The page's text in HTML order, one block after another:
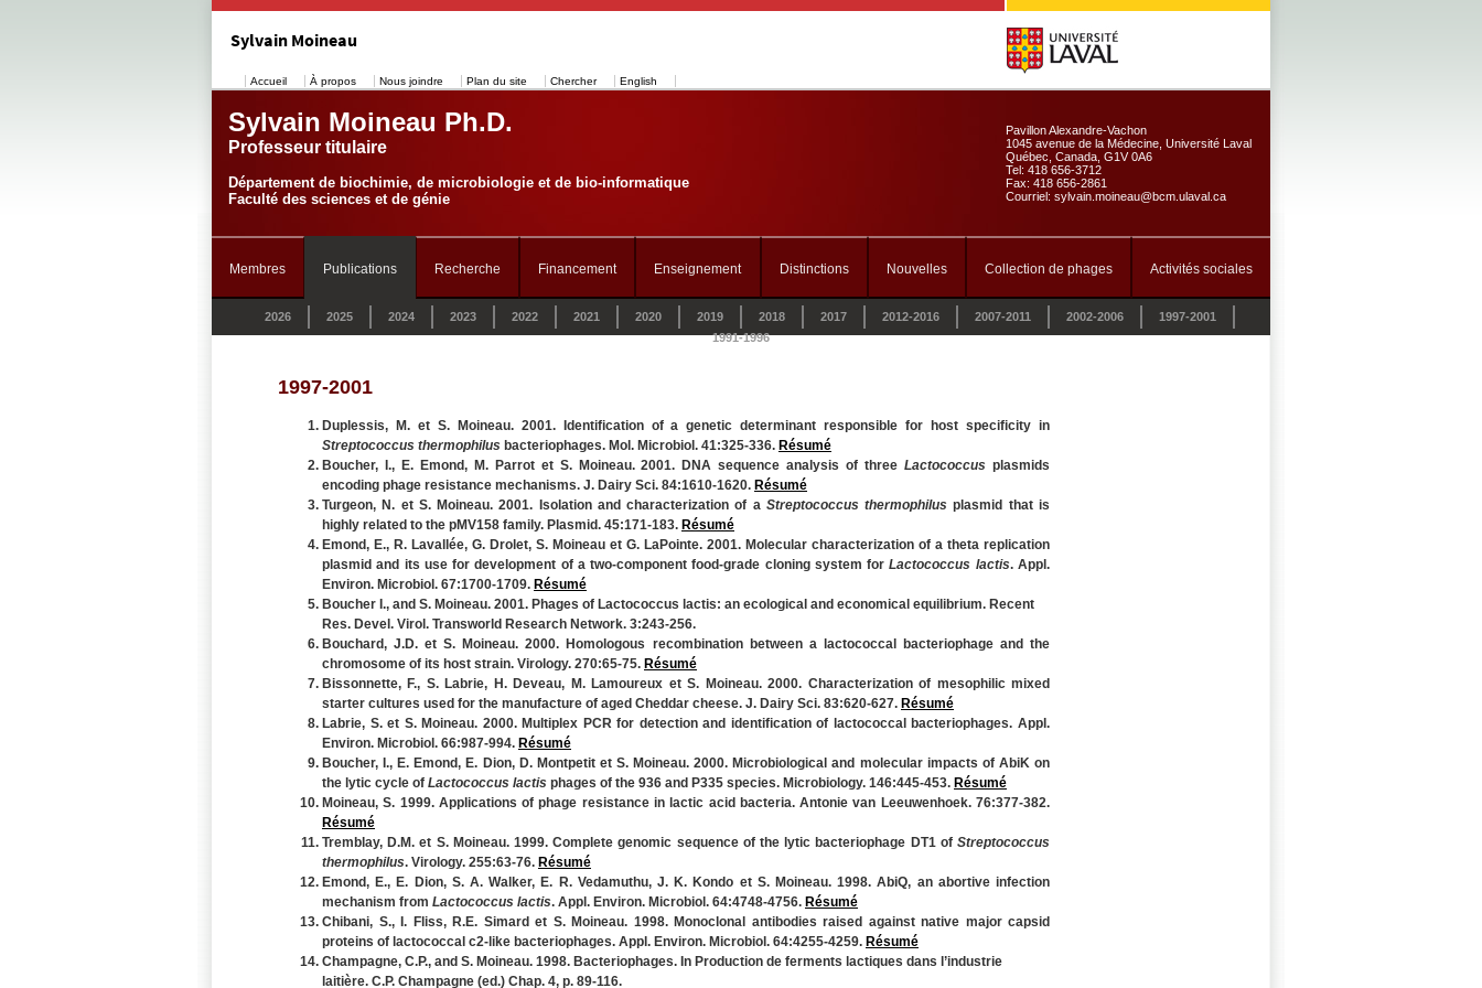
Sylvain Moineau
Accueil À propos Nous joindre Plan du site Chercher English
Sylvain Moineau Ph.D.
Professeur titulaire
Département de biochimie, de microbiologie et de bio-informatique
Faculté des sciences et de génie
Pavillon Alexandre-Vachon
1045 avenue de la Médecine, Université Laval
Québec, Canada, G1V 0A6
Tel: 418 656-3712
Fax: 418 656-2861
Courriel: sylvain.moineau@bcm.ulaval.ca
Membres Publications Recherche Financement Enseignement Distinctions Nouvelles Collection de phages Activités sociales
2026 2025 2024 2023 2022 2021 2020 2019 2018 2017 2012-2016 2007-2011 2002-2006
1997-2001
1991-1996
1997-2001
Duplessis, M. et S. Moineau. 2001. Identification of a genetic determinant responsible for host specificity in
Streptococcus thermophilus bacteriophages. Mol. Microbiol. 41:325-336. Résumé
Boucher, I., E. Emond, M. Parrot et S. Moineau. 2001. DNA sequence analysis of threeLactococcus plasmids
encoding phage resistance mechanisms. J. Dairy Sci. 84:1610-1620. Résumé
Turgeon, N. et S. Moineau. 2001. Isolation and characterization of a Streptococcus thermophilus plasmid that is
highly related to the pMV158 family. Plasmid. 45:171-183. Résumé
Emond, E., R. Lavallée, G. Drolet, S. Moineau et G. LaPointe. 2001. Molecular characterization of a theta replication
plasmid and its use for development of a two-component food-grade cloning system forLactococcus lactis. Appl.
Environ. Microbiol. 67:1700-1709. Résumé
Boucher I., and S. Moineau. 2001. Phages of Lactococcus lactis: an ecological and economical equilibrium. Recent
Res. Devel. Virol. Transworld Research Network. 3:243-256.
Bouchard, J.D. et S. Moineau. 2000. Homologous recombination between a lactococcal bacteriophage and the
chromosome of its host strain. Virology. 270:65-75. Résumé
Bissonnette, F., S. Labrie, H. Deveau, M. Lamoureux et S. Moineau. 2000. Characterization of mesophilic mixed
starter cultures used for the manufacture of aged Cheddar cheese. J. Dairy Sci. 83:620-627. Résumé
Labrie, S. et S. Moineau. 2000. Multiplex PCR for detection and identification of lactococcal bacteriophages. Appl.
Environ. Microbiol. 66:987-994. Résumé
Boucher, I., E. Emond, E. Dion, D. Montpetit et S. Moineau. 2000. Microbiological and molecular impacts of AbiK on
the lytic cycle of Lactococcus lactis phages of the 936 and P335 species. Microbiology. 146:445-453. Résumé
Moineau, S. 1999. Applications of phage resistance in lactic acid bacteria. Antonie van Leeuwenhoek. 76:377-382.
Résumé
Tremblay, D.M. et S. Moineau. 1999. Complete genomic sequence of the lytic bacteriophage DT1 of Streptococcus
thermophilus. Virology. 255:63-76. Résumé
Emond, E., E. Dion, S. A. Walker, E. R. Vedamuthu, J. K. Kondo et S. Moineau. 1998. AbiQ, an abortive infection
mechanism from Lactococcus lactis. Appl. Environ. Microbiol. 64:4748-4756. Résumé
Chibani, S., I. Fliss, R.E. Simard et S. Moineau. 1998. Monoclonal antibodies raised against native major capsid
proteins of lactococcal c2-like bacteriophages. Appl. Environ. Microbiol. 64:4255-4259. Résumé
Champagne, C.P., and S. Moineau. 1998. Bacteriophages. In Production de ferments lactiques dans l’industrie
laitière. C.P. Champagne (ed.) Chap. 4, p. 89-116.